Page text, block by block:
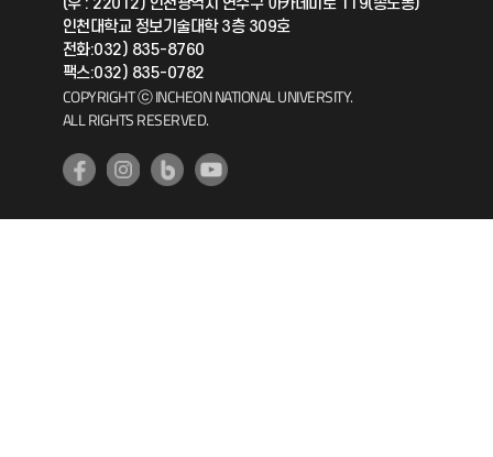
공자아카데미
기초교육원
(우 : 22012) 인천광역시 연수구 아카데미로 119(송도동)
인천대학교 정보기술대학 3층 309호
전화:032) 835-8760
팩스:032) 835-0782
COPYRIGHT ⓒ INCHEON NATIONAL UNIVERSITY.
ALL RIGHTS RESERVED.